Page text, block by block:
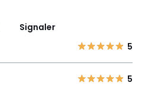
Signaler
5
5